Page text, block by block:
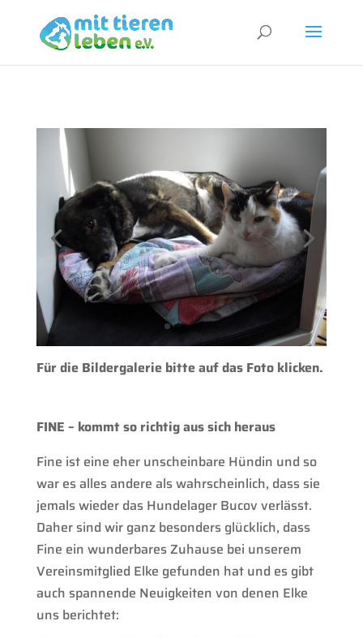
Für die Bildergalerie bitte auf das Foto klicken.
FINE – kommt so richtig aus sich heraus
Fine ist eine eher unscheinbare Hündin und so
war es alles andere als wahrscheinlich, dass sie
jemals wieder das Hundelager Bucov verlässt.
Daher sind wir ganz besonders glücklich, dass
Fine ein wunderbares Zuhause bei unserem
Vereinsmitglied Elke gefunden hat und es gibt
auch spannende Neuigkeiten von denen Elke
uns berichtet: